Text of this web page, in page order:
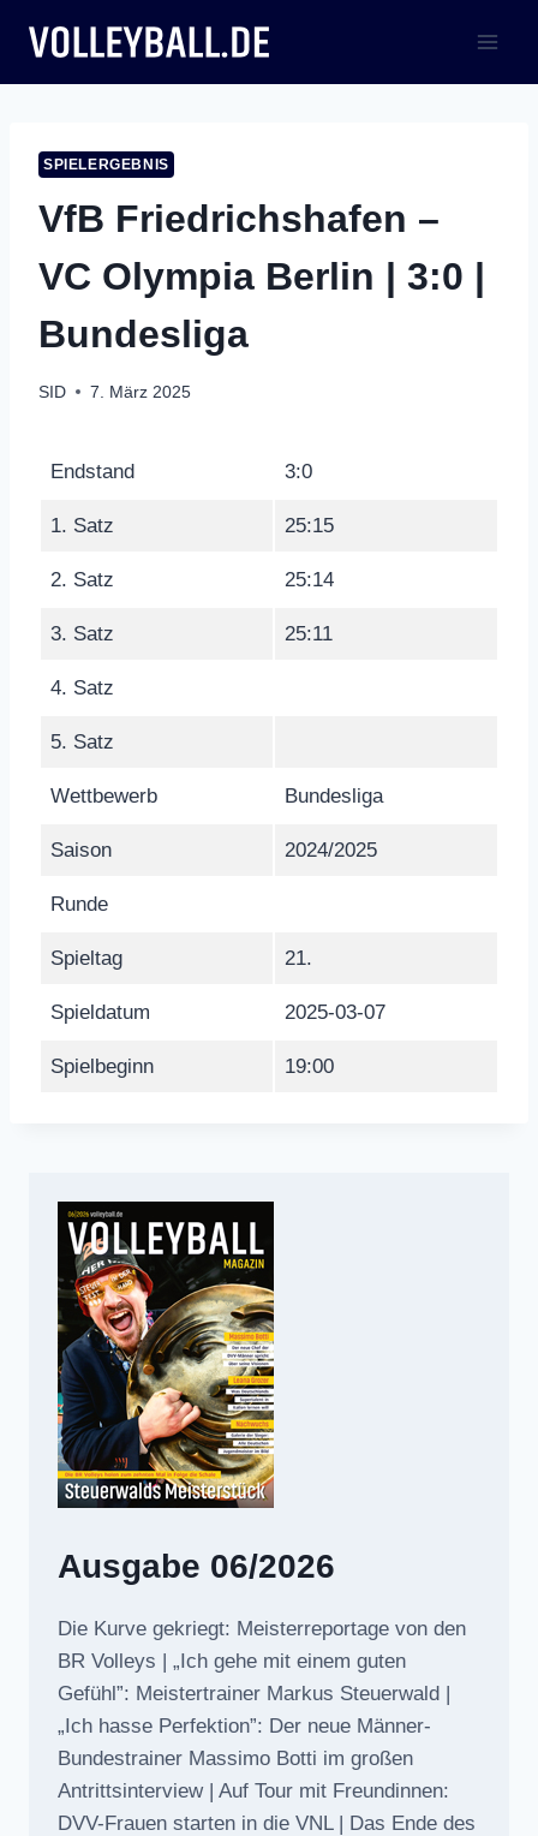
Inhalt
springen
SPIELERGEBNIS
VfB Friedrichshafen –
VC Olympia Berlin | 3:0 |
Bundesliga
SID 7. März 2025
Endstand 3:0
1. Satz 25:15
2. Satz 25:14
3. Satz 25:11
4. Satz
5. Satz
Wettbewerb Bundesliga
Saison 2024/2025
Runde
Spieltag 21.
Spieldatum 2025-03-07
Spielbeginn 19:00
Ausgabe 06/2026
Die Kurve gekriegt: Meisterreportage von den
BR Volleys | „Ich gehe mit einem guten
Gefühl”: Meistertrainer Markus Steuerwald |
„Ich hasse Perfektion”: Der neue Männer-
Bundestrainer Massimo Botti im großen
Antrittsinterview | Auf Tour mit Freundinnen:
DVV-Frauen starten in die VNL | Das Ende des